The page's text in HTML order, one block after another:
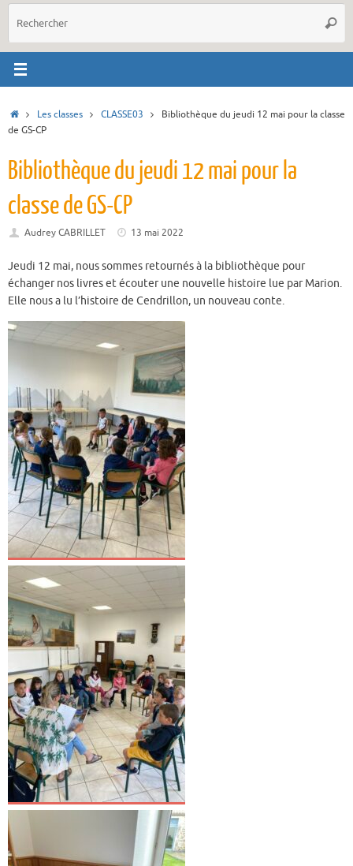
AccueilLes classes CLASSE03
Bibliothèque du jeudi 12 mai pour la classe
de GS-CP
Bibliothèque du jeudi 12 mai pour la
classe de GS-CP
Audrey CABRILLET 13 mai 2022
Jeudi 12 mai, nous sommes retournés à la bibliothèque pour
échanger nos livres et écouter une nouvelle histoire lue par Marion.
Elle nous a lu l’histoire de Cendrillon, un nouveau conte.